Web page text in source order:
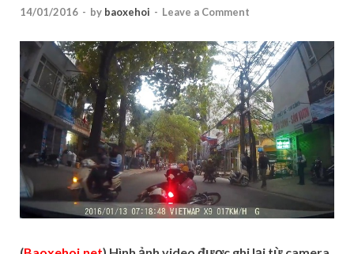
14/01/2016 - by baoxehoi - Leave a Comment